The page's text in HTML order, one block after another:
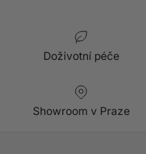
Doživotní péče
Showroom v Praze